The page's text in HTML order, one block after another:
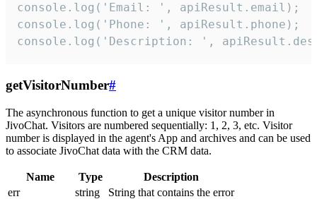
console.log('Email: ', apiResult.email);
console.log('Phone: ', apiResult.phone);
console.log('Description: ',
getVisitorNumber#
The asynchronous function to get a unique visitor number in
JivoChat. Visitors are numbered sequentially: 1, 2, 3, etc. Visitor
number is displayed in the agent's App and archives and can be used
to associate JivoChat data with the CRM data.
Name Type
Description
err
string
String that contains the error